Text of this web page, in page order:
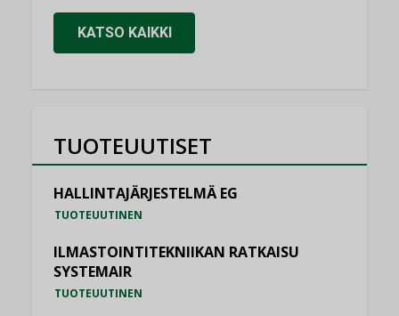
KATSO KAIKKI
TUOTEUUTISET
HALLINTAJÄRJESTELMÄ EG
TUOTEUUTINEN
ILMASTOINTITEKNIIKAN RATKAISU
SYSTEMAIR
TUOTEUUTINEN